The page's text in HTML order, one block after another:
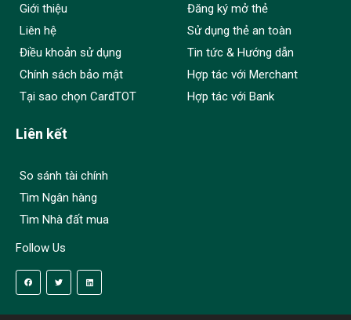
Giới thiệu
Liên hệ
Điều khoản sử dụng
Chính sách bảo mật
Tại sao chọn CardTOT
Đăng ký mở thẻ
Sử dụng thẻ an toàn
Tin tức & Hướng dẫn
Hợp tác với Merchant
Hợp tác với Bank
Liên kết
So sánh tài chính
Tìm Ngân hàng
Tìm Nhà đất mua
Follow Us